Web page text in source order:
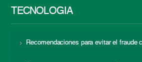
TECNOLOGÍA
Recomendaciones para evitar el fraude